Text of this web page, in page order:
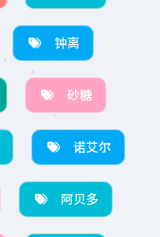
钟离
砂糖
诺艾尔
阿贝多